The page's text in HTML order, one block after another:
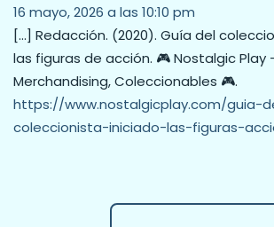
16 mayo, 2026 a las 10:10 pm
[…] Redacción. (2020). Guía del
las figuras de acción. 🎮 Nostalgic Play
Merchandising, Coleccionables 🎮.
https://www.nostalgicplay.com/guia-
coleccionista-iniciado-las-figuras-